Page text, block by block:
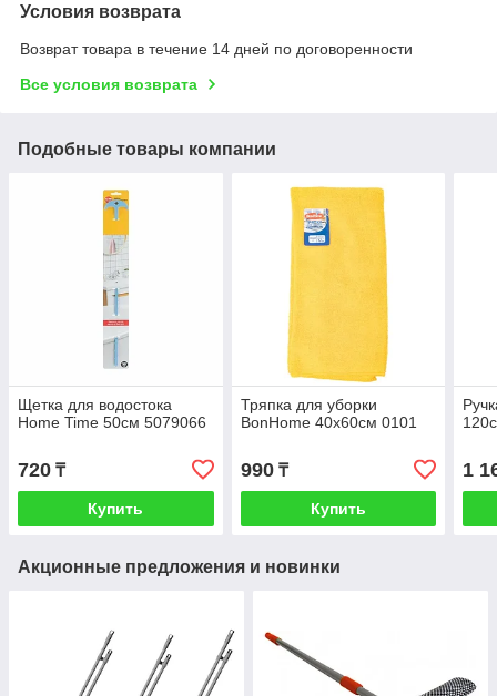
Условия возврата
Возврат товара в течение 14 дней по договоренности
Все условия возврата
Подобные товары компании
Щетка для водостока
Home Time 50см 5079066
720 ₸
Купить
Тряпка для уборки
BonHome 40х60см 0101
990₸
Купить
1
Акционные предложения и новинки